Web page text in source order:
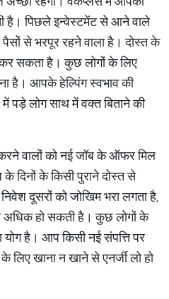
है। पिछले इन्वेस्टमेंट से आने वाले
से भरपूर रहने वाला है। दोस्त के
सकता है। कुछ लोगों के लिए
है। आपके हेल्पिंग स्वभाव की
पड़े लोग साथ में वक्त बिताने की
वालों को नई जॉब के ऑफर मिल
के किसी पुराने दोस्त से
दूसरों को जोखिम भरा लगता है,
अधिक हो सकती है। कुछ लोगों के
योग है। आप किसी नई संपत्ति पर
खाना न खाने से एनर्जी लो हो